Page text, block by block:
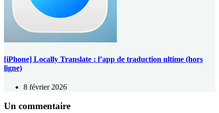
[iPhone] Locally Translate : l’app de traduction ultime (hors
ligne)
8 février 2026
Un commentaire